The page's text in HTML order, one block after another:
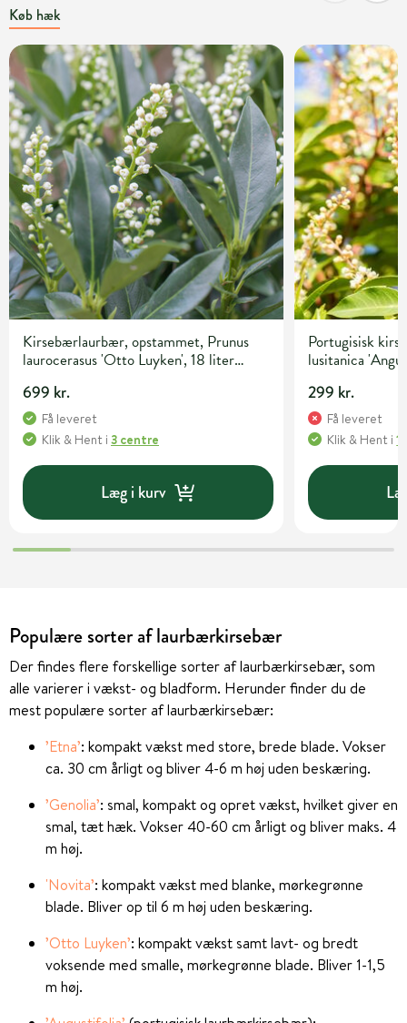
Køb hæk
Kirsebærlaurbær, opstammet, Prunus
laurocerasus 'Otto Luyken', 18 liter
699 kr.
Få leveret
Klik & Hent i 3 centre
Læg i kurv
Portugisisk
lusitanica
299 kr.
Få leveret
Klik & Hent i1
Populære sorter af laurbærkirsebær
Der findes flere forskellige sorter af laurbærkirsebær, som
alle varierer i vækst- og bladform. Herunder finder du de
mest populære sorter af laurbærkirsebær:
’Etna’: kompakt vækst med store, brede blade. Vokser
ca. 30 cm årligt og bliver 4-6 m høj uden beskæring.
’Genolia’: smal, kompakt og opret vækst, hvilket giver en
smal, tæt hæk. Vokser 40-60 cm årligt og bliver maks. 4
m høj.
'Novita’: kompakt vækst med blanke, mørkegrønne
blade. Bliver op til 6 m høj uden beskæring.
’Otto Luyken’: kompakt vækst samt lavt- og bredt
voksende med smalle, mørkegrønne blade. Bliver 1-1,5
m høj.